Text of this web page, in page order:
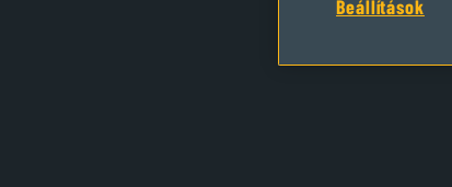
Beállítások